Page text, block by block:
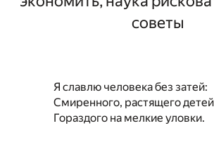
советы
Я славлю человека без затей:
Смиренного, растящего
Гораздого на мелкие уловки.